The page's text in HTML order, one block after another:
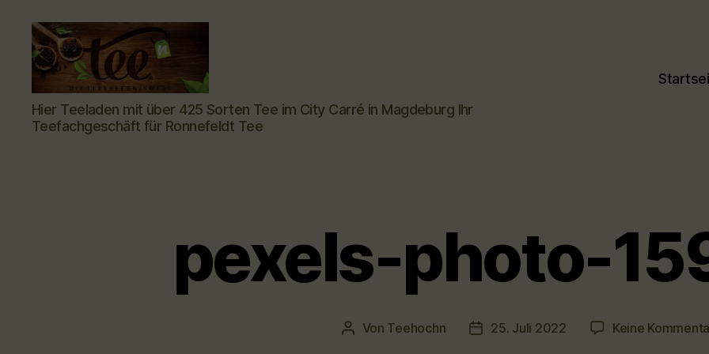
Tee-
hoch-
n
Hier Teeladen mit über 425 Sorten Tee im City Carré in Magdeburg Ihr
Teefachgeschäft für Ronnefeldt Tee
pexels-photo-
Beitragsautor
Von Teehochn Veröffentlichungsdatum
25. Juli 2022 Keine